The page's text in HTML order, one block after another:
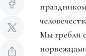
праздником
Мы гребли с